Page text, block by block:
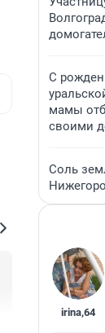
С
мамы
своими
Соль
irina,64